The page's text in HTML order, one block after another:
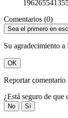
Comentarios (0)
Sea el primero en
Su agradecimiento a
OK
Reportar comentario
¿Está seguro de que
No Sí